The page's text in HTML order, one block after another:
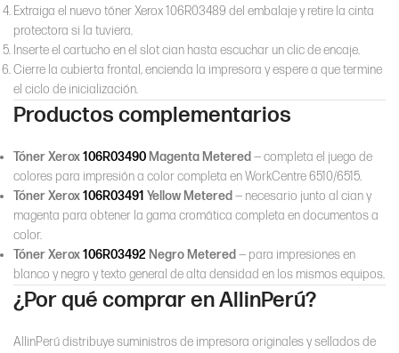
Extraiga el nuevo tóner Xerox 106R03489 del embalaje y retire la cinta
protectora si la tuviera.
Inserte el cartucho en el slot cian hasta escuchar un clic de encaje.
Cierre la cubierta frontal, encienda la impresora y espere a que termine
el ciclo de inicialización.
Productos complementarios
Tóner Xerox106R03490 Magenta Metered — completa el juego de
colores para impresión a color completa en WorkCentre 6510/6515.
Tóner Xerox106R03491 Yellow Metered — necesario junto al cian y
magenta para obtener la gama cromática completa en documentos a
color.
Tóner Xerox106R03492 Negro Metered — para impresiones en
blanco y negro y texto general de alta densidad en los mismos equipos.
¿Por qué comprar en AllinPerú?
AllinPerú distribuye suministros de impresora originales y sellados de